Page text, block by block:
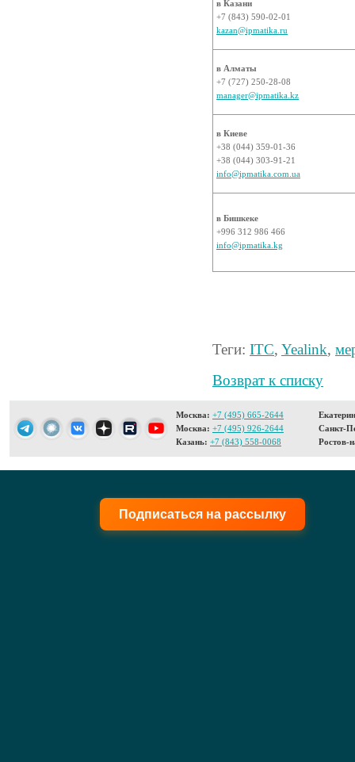
в Казани
+7 (843) 590-02-01
kazan@ipmatika.ru
в Алматы
+7 (727) 250-28-08
manager@ipmatika.kz
в Киеве
+38 (044) 359-01-36
+38 (044) 303-91-21
info@ipmatika.com.ua
в Бишкеке
+996 312 986 466
info@ipmatika.kg
Теги: ITC, Yealink,
Возврат к списку
Москва: +7 (495) 665-2644
Москва: +7 (495) 926-2644
Казань: +7 (843) 558-0068
Санкт-
Ростов-
Подписаться на рассылку